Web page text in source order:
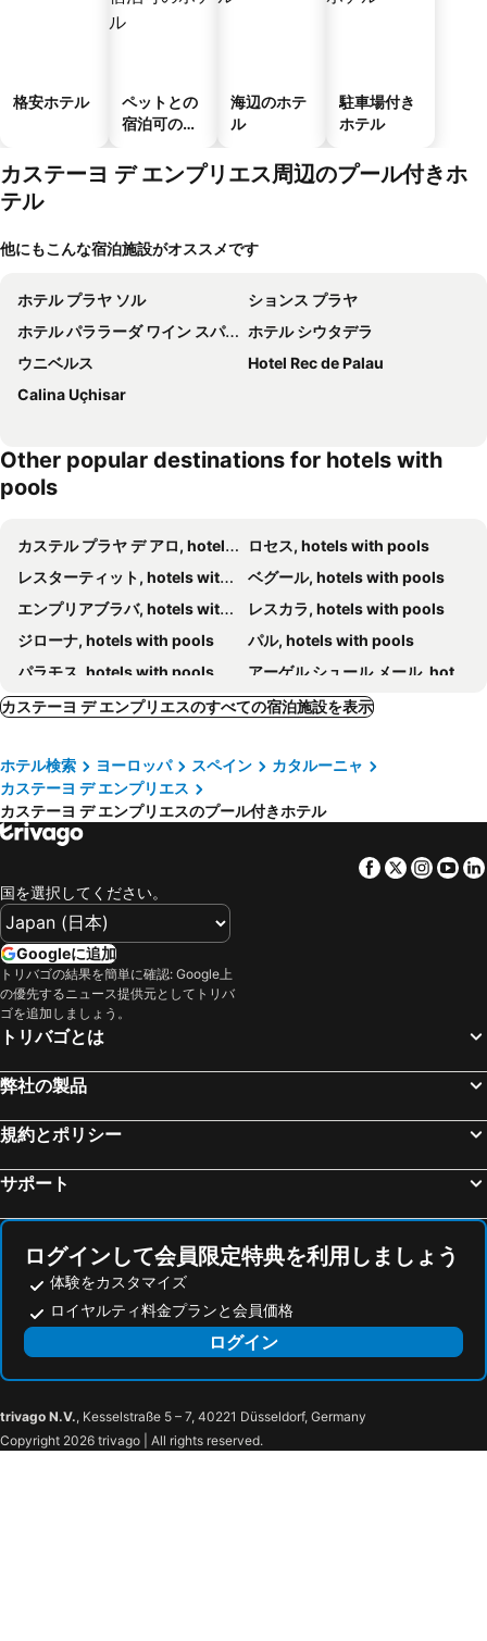
格安ホテル
ペットとの
宿泊可のホ
海辺のホテ
ル
駐車場付き
ホテル
カステーヨ デ エンプリエス周辺のプール付きホ
テル
他にもこんな宿泊施設がオススメです
ホテル プラヤ ソル
ションス プラヤ
ホテル パララーダ ワイン スパ & ゴルフ
ホテル シウタデラ
ウニベルス
Hotel Rec de Palau
Calina Uçhisar
Other popular destinations for hotels with
pools
カステル プラヤ デ アロ, hotels with pools
ロセス, hotels with pools
レスターティット, hotels with pools
ベグール, hotels with pools
エンプリアブラバ, hotels with pools
レスカラ, hotels with pools
ジローナ, hotels with pools
パル, hotels with pools
パラモス, hotels with pools
アーゲル シュール メール, hotels with pools
カダケス, hotels with pools
サンタ クリスティーナ デ アロ, hotels with pools
サン アントニ デ カロンジェ, hotels with pools
フィゲレス, hotels with pools
サン シプリアン, hotels with pools
パラフルヘル, hotels with pools
リャンサ, hotels with pools
ポール ヴァンドル, hotels with pools
バル=リョブレガ, hotels with pools
ルブールー, hotels with pools
Peralada, hotels with pools
Ultramort, hotels with pools
Cantallops, hotels with pools
Besalú, hotels with pools
サン・グレゴリー, hotels with pools
Mayá de Moncal, hotels with pools
Ventalló, hotels with pools
カステーヨ デ エンプリエスのすべての宿泊施設を表示
ホテル検索 ヨーロッパ スペイン
カタルーニャ
カステーヨ デ エンプリエス
カステーヨ デ エンプリエスのプール付きホテル
Facebook
Twitter
国を選択してください。
Googleに追加
トリバゴの結果を簡単に確認: Google上
の優先するニュース提供元としてトリバ
ゴを追加しましょう。
トリバゴとは
弊社の製品
規約とポリシー
サポート
ログインして会員限定特典を利用しましょう
体験をカスタマイズ
ロイヤルティ料金プランと会員価格
ログイン
trivago N.V., Kesselstraße 5 – 7, 40221 Düsseldorf, Germany
Copyright 2026 trivago | All rights reserved.